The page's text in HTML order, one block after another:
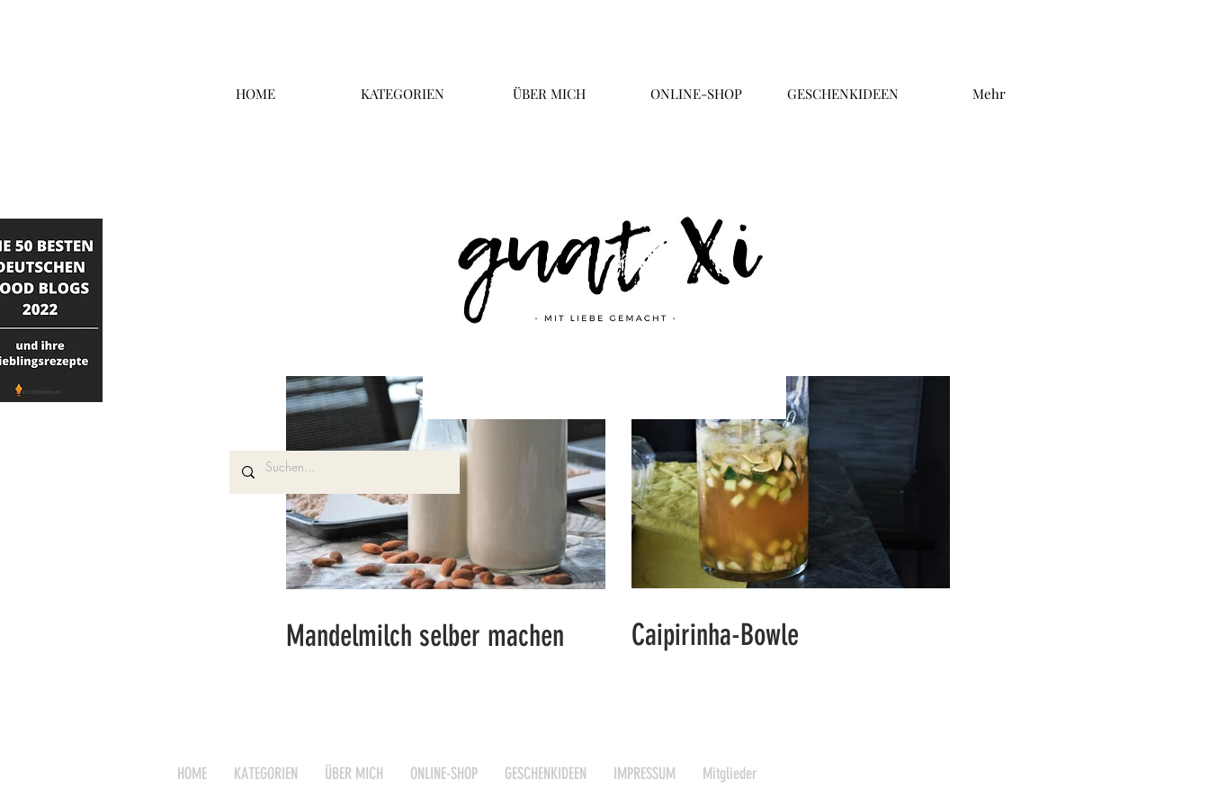
HOME KATEGORIEN ÜBER MICH ONLINE-SHOP GESCHENKIDEEN Mehr
Mandelmilch selber machen Caipirinha-Bowle
HOME KATEGORIEN ÜBER MICH ONLINE-SHOP GESCHENKIDEEN IMPRESSUM Mitglieder